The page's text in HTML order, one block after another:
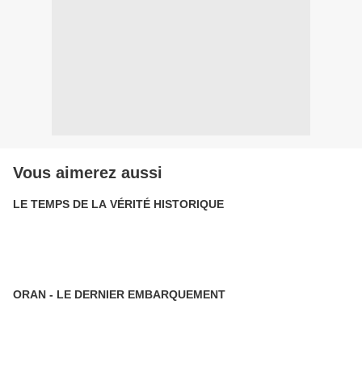
Vous aimerez aussi
LE TEMPS DE LA VÉRITÉ HISTORIQUE
ORAN - LE DERNIER EMBARQUEMENT